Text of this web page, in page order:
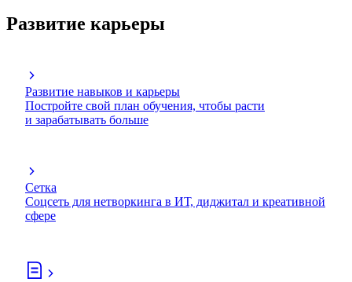
Развитие карьеры
Развитие навыков и карьеры
Постройте свой план обучения, чтобы расти
и зарабатывать больше
Сетка
Соцсеть для нетворкинга в ИТ, диджитал и креативной
сфере